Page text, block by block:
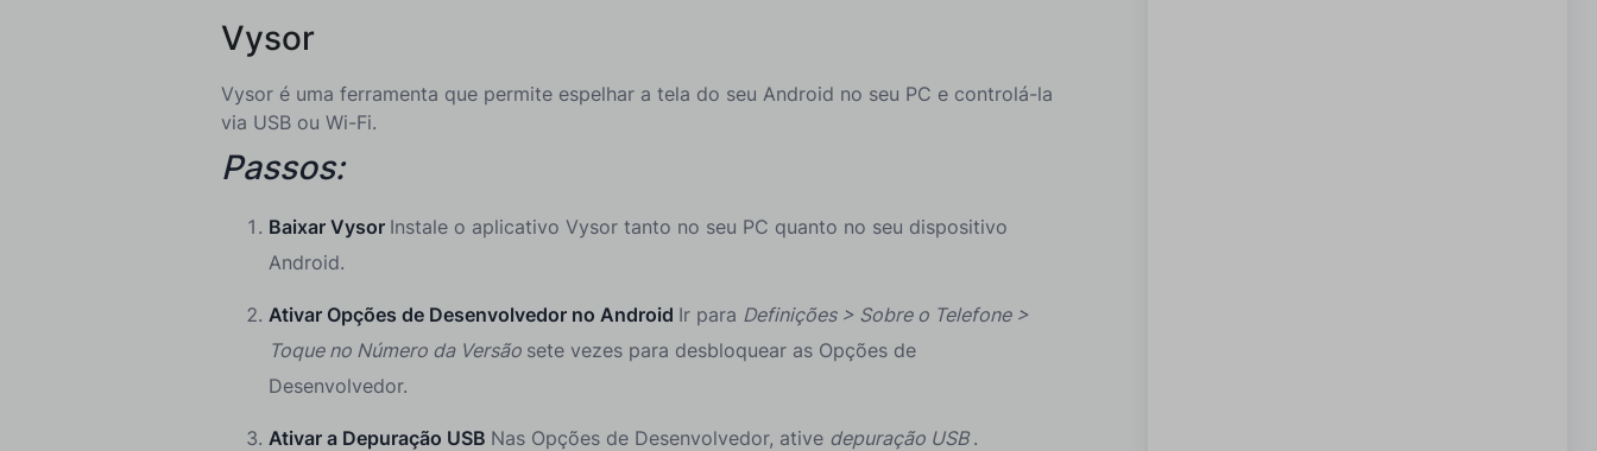
Vysor
Vysor é uma ferramenta que permite espelhar a tela do seu Android no seu PC e controlá-la
via USB ou Wi-Fi.
Passos:
Baixar Vysor Instale o aplicativo Vysor tanto no seu PC quanto no seu dispositivo
Android.
Ativar Opções de Desenvolvedor no Android Ir para Definições > Sobre o Telefone >
Toque no Número da Versão sete vezes para desbloquear as Opções de
Desenvolvedor.
Ativar a Depuração USB Nas Opções de Desenvolvedor, ative depuração USB.